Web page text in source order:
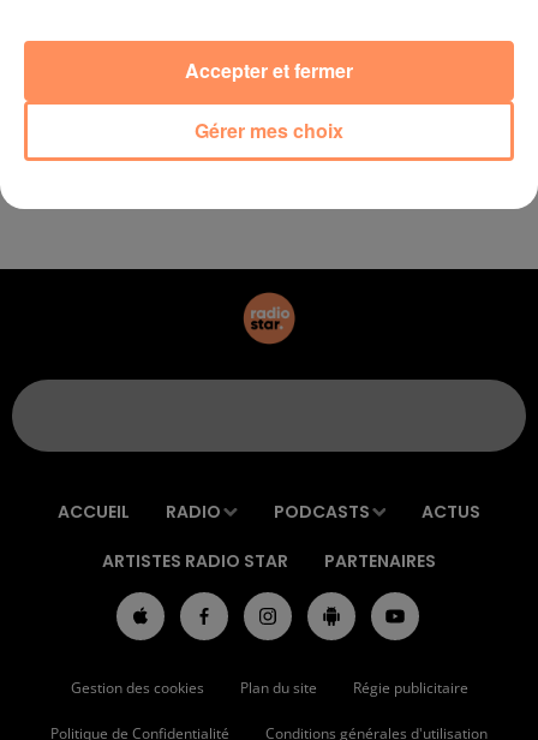
Le rappeur marseillais Soprano invité de
Aix : "Journée de l’Europe", soirée danse et set
ACCUEIL RADIO PODCASTS ACTUS
ARTISTES RADIO STAR PARTENAIRES
Gestion des cookies Plan du site Régie publicitaire
Politique de Confidentialité Conditions générales d'utilisation
Gérer mes choix
Accepter et fermer